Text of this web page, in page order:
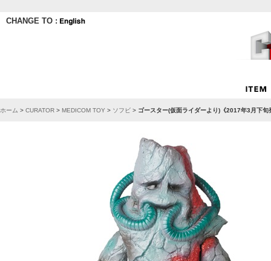
CHANGE TO :
ホーム > CURATOR > MEDICOM TOY > ソフビ > ゴースター(仮面ライダーより)《2017年3月下旬